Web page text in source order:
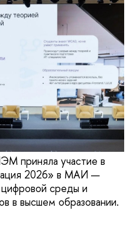
приняла участие в
2026» в МАИ —
среды и
в высшем образовании.